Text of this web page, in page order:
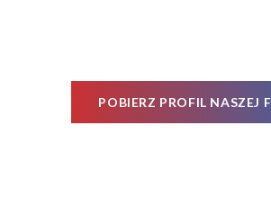
POBIERZ PROFIL NASZEJ